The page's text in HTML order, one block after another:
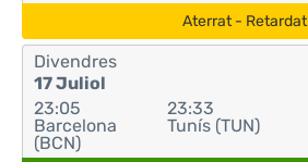
Aterrat - Retardat
Divendres
17 Juliol
23:05
Barcelona
(BCN)
23:33
Tunís (TUN)